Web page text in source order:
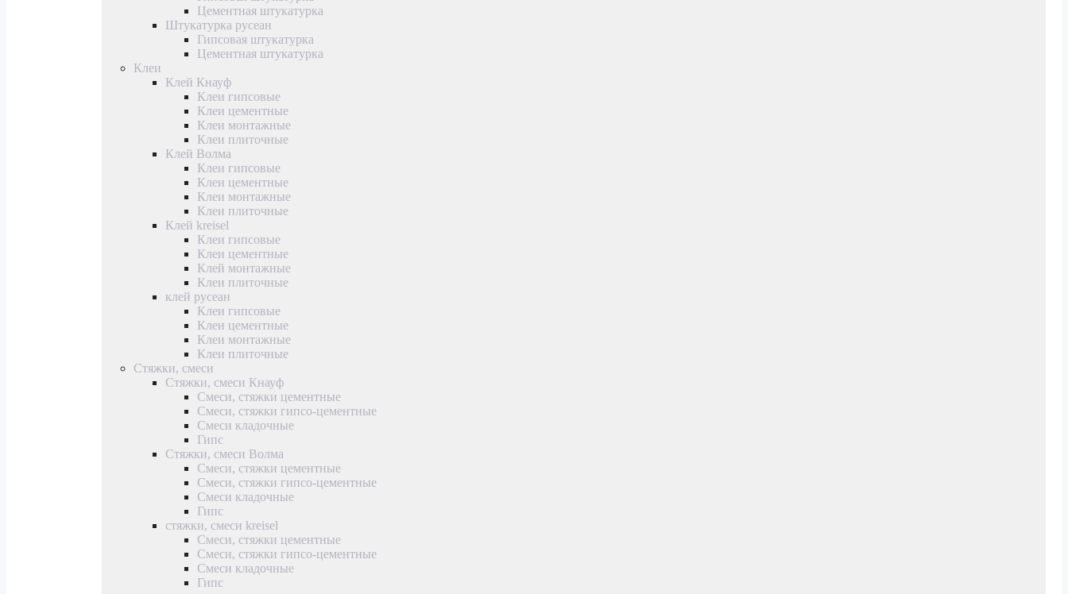
Цементная штукатурка
Штукатурка русеан
Гипсовая штукатурка
Цементная штукатурка
Клеи
Клей Кнауф
Клеи гипсовые
Клеи цементные
Клеи монтажные
Клеи плиточные
Клей Волма
Клеи гипсовые
Клеи цементные
Клеи монтажные
Клеи плиточные
Клей kreisel
Клеи гипсовые
Клеи цементные
Клей монтажные
Клеи плиточные
клей русеан
Клеи гипсовые
Клеи цементные
Клеи монтажные
Клеи плиточные
Стяжки, смеси
Стяжки, смеси Кнауф
Смеси, стяжки цементные
Смеси, стяжки гипсо-цементные
Смеси кладочные
Гипс
Стяжки, смеси Волма
Смеси, стяжки цементные
Смеси, стяжки гипсо-цементные
Смеси кладочные
Гипс
стяжки, смеси kreisel
Смеси, стяжки цементные
Смеси, стяжки гипсо-цементные
Смеси кладочные
Гипс